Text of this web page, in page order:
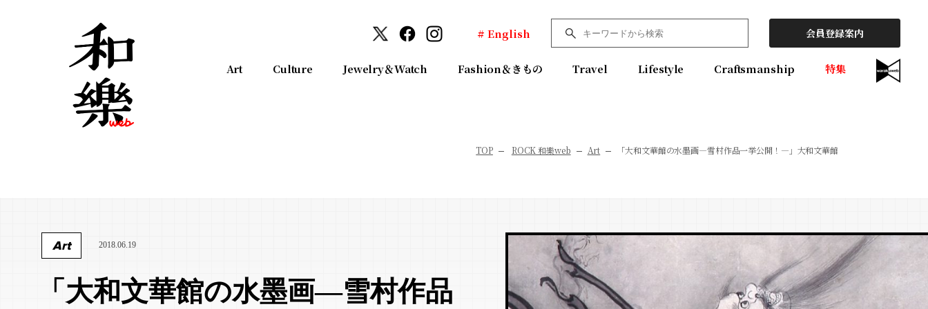
# English 会員登録案内
Art Culture Jewelry＆Watch Fashion＆きもの Travel Lifestyle Craftsmanship 特集
TOP ROCK 和樂web Art 「大和文華館の水墨画―雪村作品一挙公開！―」大和文華館
Art 2018.06.19
「大和文華館の水墨画―雪村作品